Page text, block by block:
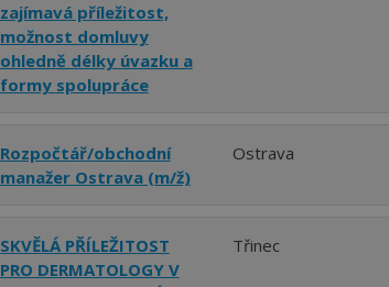
zajímavá příležitost,
možnost domluvy
ohledně délky úvazku a
formy spolupráce
Rozpočtář/obchodní
manažer Ostrava (m/ž)
Ostrava
SKVĚLÁ PŘÍLEŽITOST
PRO DERMATOLOGY V
Třinec